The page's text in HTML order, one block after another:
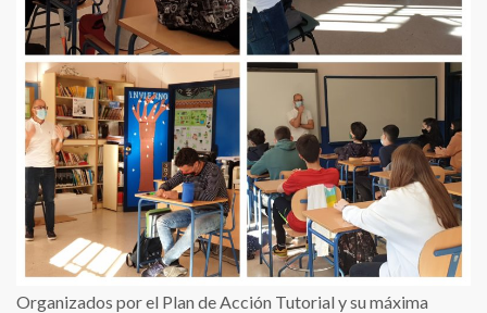
Organizados por el Plan de Acción Tutorial y su máxima